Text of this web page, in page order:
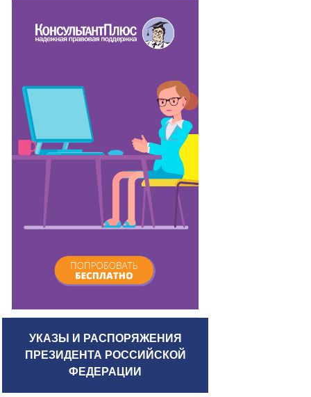
УКАЗЫ И РАСПОРЯЖЕНИЯ
ПРЕЗИДЕНТА РОССИЙСКОЙ
ФЕДЕРАЦИИ